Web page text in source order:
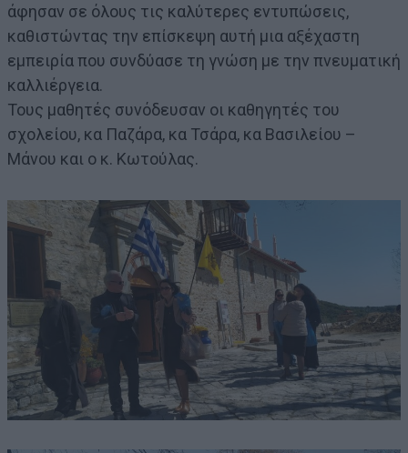
άφησαν σε όλους τις καλύτερες εντυπώσεις,
καθιστώντας την επίσκεψη αυτή μια αξέχαστη
εμπειρία που συνδύασε τη γνώση με την πνευματική
καλλιέργεια.
Τους μαθητές συνόδευσαν οι καθηγητές του
σχολείου, κα Παζάρα, κα Τσάρα, κα Βασιλείου –
Μάνου και ο κ. Κωτούλας.